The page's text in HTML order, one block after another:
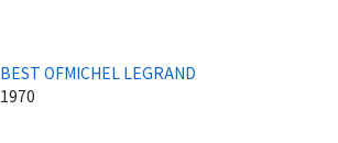
BEST OFMICHEL LEGRAND
1970